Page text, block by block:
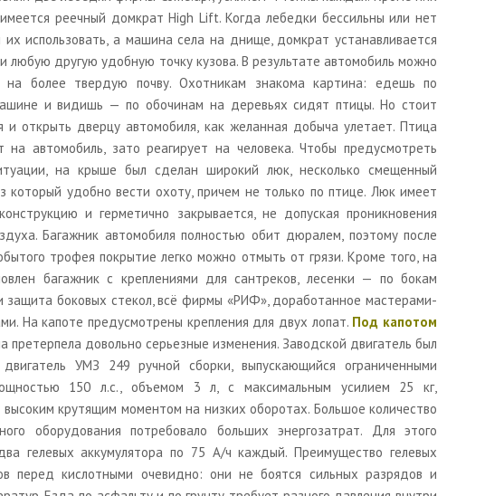
реечный домкрат High Lift. Когда лебедки бессильны или нет
их использовать, а машина села на днище, домкрат устанавливается
любую другую удобную точку кузова. В результате автомобиль можно
на более твердую почву. Охотникам знакома картина: едешь по
и видишь — по обочинам на деревьях сидят птицы. Но стоит
и открыть дверцу автомобиля, как желанная добыча улетает. Птица
на автомобиль, зато реагирует на человека. Чтобы предусмотреть
на крыше был сделан широкий люк, несколько смещенный
который удобно вести охоту, причем не только по птице. Люк имеет
и герметично закрывается, не допуская проникновения
Багажник автомобиля полностью обит дюралем, поэтому после
трофея покрытие легко можно отмыть от грязи. Кроме того, на
багажник с креплениями для сантреков, лесенки — по бокам
защита боковых стекол, всё фирмы «РИФ», доработанное мастерами-
На капоте предусмотрены крепления для двух лопат. Под капотом
претерпела довольно серьезные изменения. Заводской двигатель был
УМЗ 249 ручной сборки, выпускающийся ограниченными
150 л.с., объемом 3 л, с максимальным усилием 25 кг,
крутящим моментом на низких оборотах. Большое количество
оборудования потребовало больших энергозатрат. Для этого
гелевых аккумулятора по 75 А/ч каждый. Преимущество гелевых
перед кислотными очевидно: они не боятся сильных разрядов и